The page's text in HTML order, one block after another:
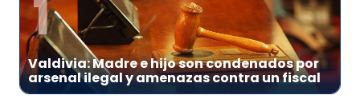
1
Valdivia: Madre e hijo son condenados por
arsenal ilegal y amenazas contra un fiscal